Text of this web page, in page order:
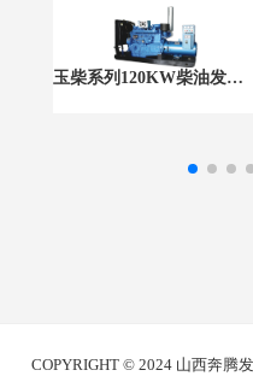
玉柴系列120KW柴油发电组
COPYRIGHT © 2024 山西奔腾